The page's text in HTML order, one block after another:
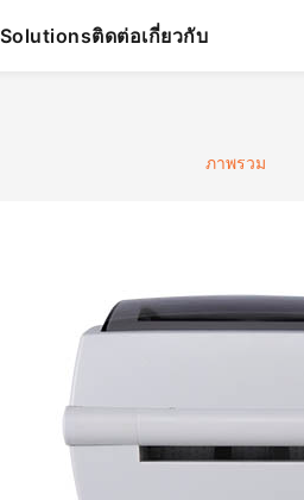
Solutionsติดต่อเกี่ยวกับ
ภาพรวม